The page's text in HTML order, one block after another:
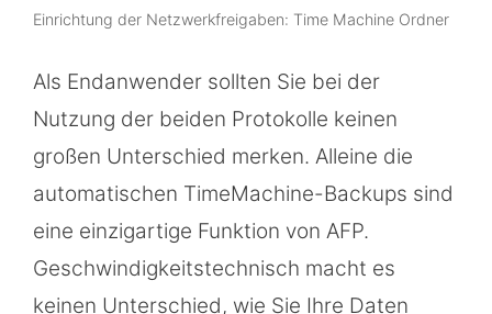
Einrichtung der Netzwerkfreigaben: Time Machine Ordner
Als Endanwender sollten Sie bei der
Nutzung der beiden Protokolle keinen
großen Unterschied merken. Alleine die
automatischen TimeMachine-Backups sind
eine einzigartige Funktion von AFP.
Geschwindigkeitstechnisch macht es
keinen Unterschied, wie Sie Ihre Daten